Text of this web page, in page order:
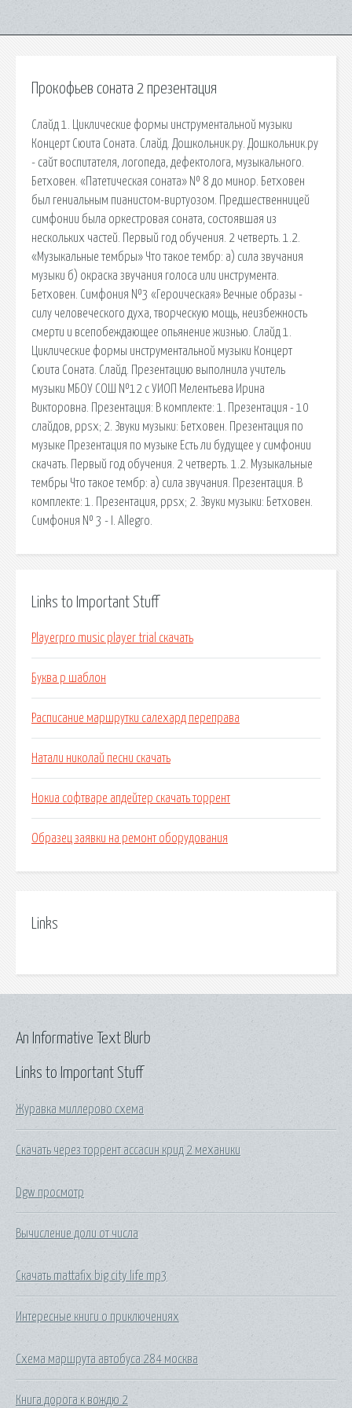
Прокофьев соната 2 презентация
Слайд 1. Циклические формы инструментальной музыки
Концерт Сюита Соната. Слайд. Дошкольник.ру. Дошкольник.ру
- сайт воспитателя, логопеда, дефектолога, музыкального.
Бетховен. «Патетическая соната» № 8 до минор. Бетховен
был гениальным пианистом-виртуозом. Предшественницей
симфонии была оркестровая соната, состоявшая из
нескольких частей. Первый год обучения. 2 четверть. 1.2.
«Музыкальные тембры» Что такое тембр: а) сила звучания
музыки б) окраска звучания голоса или инструмента.
Бетховен. Симфония №3 «Героическая» Вечные образы -
силу человеческого духа, творческую мощь, неизбежность
смерти и всепобеждающее опьянение жизнью. Слайд 1.
Циклические формы инструментальной музыки Концерт
Сюита Соната. Слайд. Презентацию выполнила учитель
музыки МБОУ СОШ №12 с УИОП Мелентьева Ирина
Викторовна. Презентация: В комплекте: 1. Презентация - 10
слайдов, ppsx; 2. Звуки музыки: Бетховен. Презентация по
музыке Презентация по музыке Есть ли будущее у симфонии
скачать. Первый год обучения. 2 четверть. 1.2. Музыкальные
тембры Что такое тембр: а) сила звучания. Презентация. В
комплекте: 1. Презентация, ppsx; 2. Звуки музыки: Бетховен.
Симфония № 3 - I. Allegro.
Links to Important Stuff
Playerpro music player trial скачать
Буква р шаблон
Расписание маршрутки салехард переправа
Натали николай песни скачать
Нокиа софтваре апдейтер скачать торрент
Образец заявки на ремонт оборудования
Links
Links to Important Stuff
Журавка миллерово схема
Скачать через торрент ассасин крид 2 механики
Dgw просмотр
Вычисление доли от числа
Скачать mattafix big city life mp3
Интересные книги о приключениях
Схема маршрута автобуса 284 москва
Книга дорога к вождю 2
An Informative Text Blurb